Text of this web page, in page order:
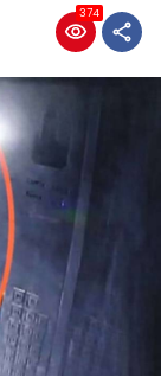
374